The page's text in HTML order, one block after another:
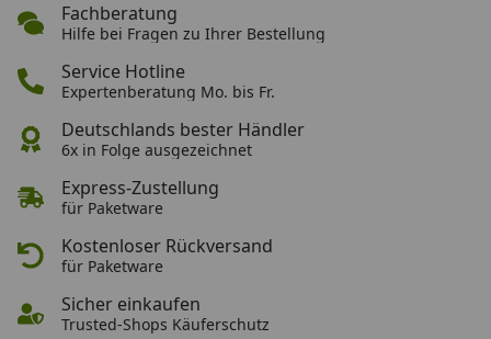
Fachberatung
Fachberatung
Hilfe bei Fragen zu Ihrer Bestellung
Service Hotline
Service Hotline
Expertenberatung Mo. bis Fr.
Deutschlands bester Händler
Deutschlands bester Händler
6x in Folge ausgezeichnet
Express-Zustellung
Express-Zustellung
für Paketware
Kostenloser Rückversand
Kostenloser Rückversand
für Paketware
Sicher einkaufen
Sicher einkaufen
Trusted-Shops Käuferschutz